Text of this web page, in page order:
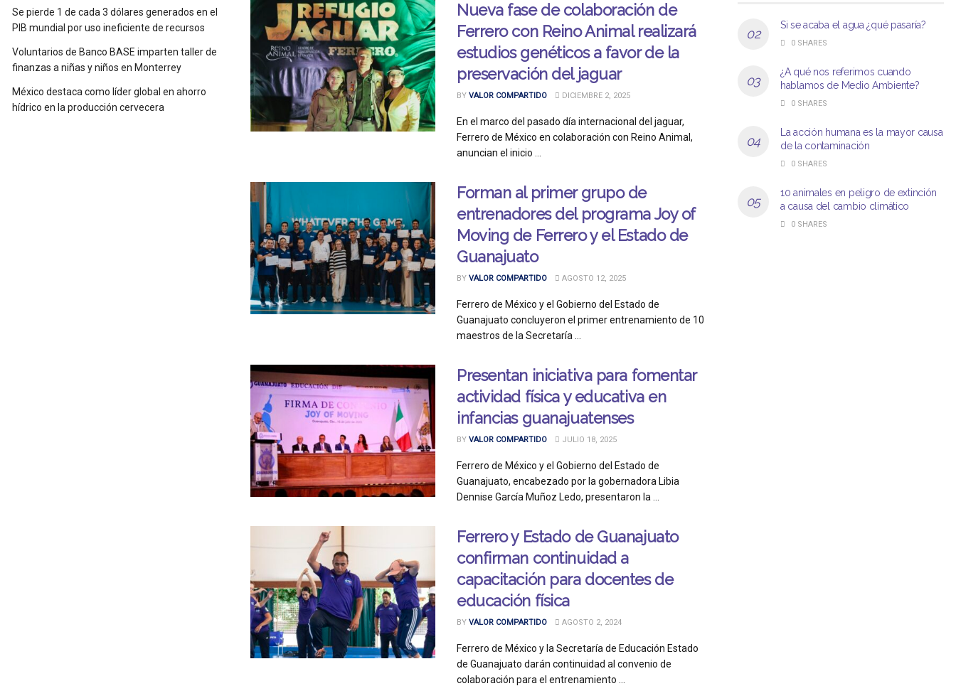
Nueva fase de colaboración de
Ferrero con Reino Animal realizará
estudios genéticos a favor de la
preservación del jaguar
BY VALOR COMPARTIDO DICIEMBRE 2, 2025
En el marco del pasado día internacional del jaguar,
Ferrero de México en colaboración con Reino Animal,
anuncian el inicio ...
Forman al primer grupo de
entrenadores del programa Joy of
Moving de Ferrero y el Estado de
Guanajuato
BY VALOR COMPARTIDO AGOSTO 12, 2025
Ferrero de México y el Gobierno del Estado de
Guanajuato concluyeron el primer entrenamiento de 10
maestros de la Secretaría ...
Presentan iniciativa para fomentar
actividad física y educativa en
infancias guanajuatenses
BY VALOR COMPARTIDO JULIO 18, 2025
Ferrero de México y el Gobierno del Estado de
Guanajuato, encabezado por la gobernadora Libia
Dennise García Muñoz Ledo, presentaron la ...
Ferrero y Estado de Guanajuato
confirman continuidad a
capacitación para docentes de
educación física
BY VALOR COMPARTIDO AGOSTO 2, 2024
Ferrero de México y la Secretaría de Educación Estado
de Guanajuato darán continuidad al convenio de
colaboración para el entrenamiento ...
Se pierde 1 de cada 3 dólares generados en el
PIB mundial por uso ineficiente de recursos
Voluntarios de Banco BASE imparten taller de
finanzas a niñas y niños en Monterrey
México destaca como líder global en ahorro
hídrico en la producción cervecera
Si se acaba el agua ¿qué pasaría?
0 SHARES
¿A qué nos referimos cuando
hablamos de Medio Ambiente?
0 SHARES
La acción humana es la mayor causa
de la contaminación
0 SHARES
10 animales en peligro de extinción
a causa del cambio climático
0 SHARES